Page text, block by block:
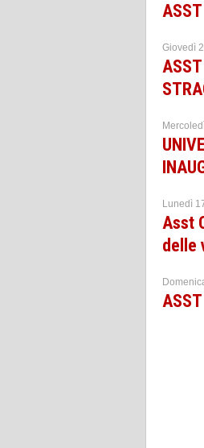
Giovedì
Lunedì
Asst
delle